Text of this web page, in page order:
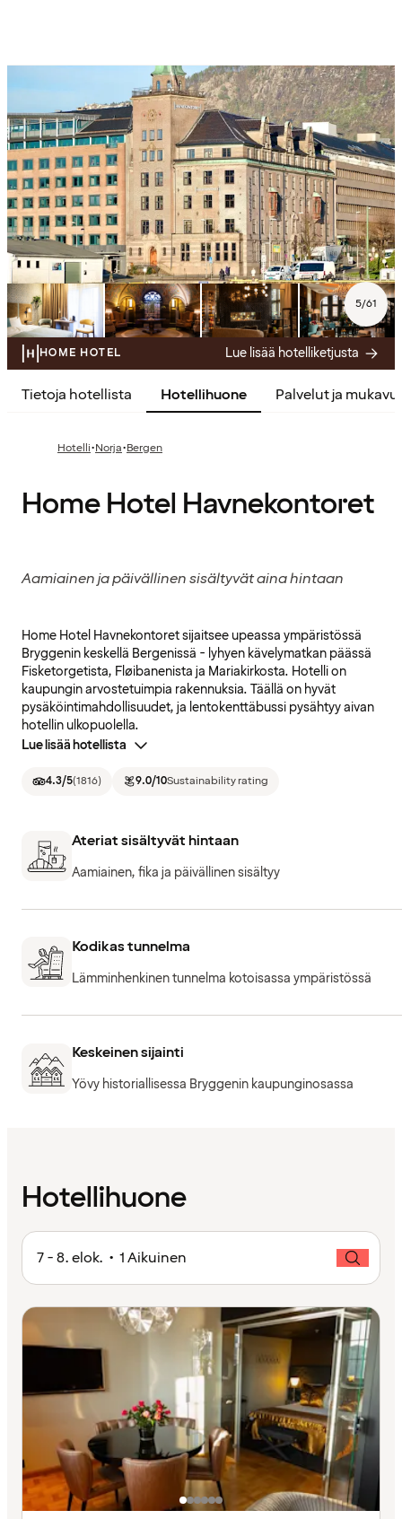
5/61
HOME HOTEL Lue lisää hotelliketjusta
Tietoja hotellista Hotellihuone Palvelut ja
Hotelli·Norja·Bergen
Home Hotel Havnekontoret
Aamiainen ja päivällinen sisältyvät aina hintaan
Home Hotel Havnekontoret sijaitsee upeassa ympäristössä
Bryggenin keskellä Bergenissä - lyhyen kävelymatkan päässä
Fisketorgetista, Fløibanenista ja Mariakirkosta. Hotelli on
kaupungin arvostetuimpia rakennuksia. Täällä on hyvät
pysäköintimahdollisuudet, ja lentokenttäbussi pysähtyy aivan
hotellin ulkopuolella.
Lue lisää hotellista
4.3/5(1816) 9.0/10Sustainability rating
Ateriat sisältyvät hintaan
Aamiainen, fika ja päivällinen sisältyy
Kodikas tunnelma
Lämminhenkinen tunnelma kotoisassa ympäristössä
Keskeinen sijainti
Yövy historiallisessa Bryggenin kaupunginosassa
Hotellihuone
7 - 8. elok. • 1 Aikuinen